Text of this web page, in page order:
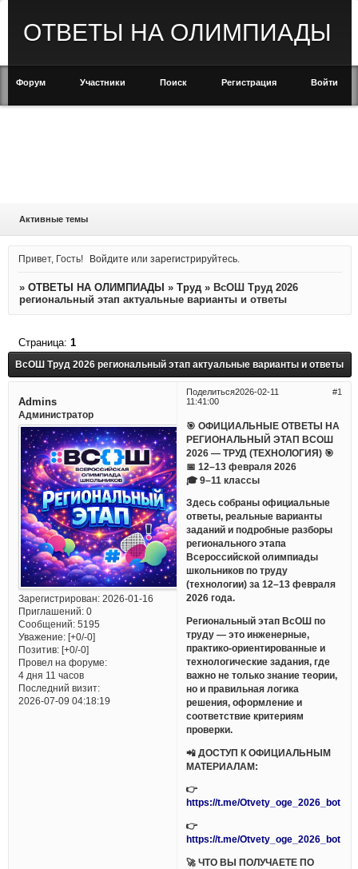
ОТВЕТЫ НА ОЛИМПИАДЫ
Форум Участники Поиск Регистрация Войти
Активные темы
Привет, Гость! Войдите илизарегистрируйтесь
» ОТВЕТЫ НА ОЛИМПИАДЫ » Труд » ВсОШ Труд 2026
региональный этап актуальные варианты и ответы
ВсОШ Труд 2026 региональный этап актуальные варианты и ответы
Страница: 1
Поделиться 1
2026-02-11
11:41:00
Admins
Администратор
Зарегистрирован: 2026-01-16
Приглашений:0
Сообщений:5195
Уважение: [+0/-0]
Позитив: [+0/-0]
Провел на форуме:
4 дня 11 часов
Последний визит:
2026-07-09 04:18:19
🎯 ОФИЦИАЛЬНЫЕ ОТВЕТЫ НА
РЕГИОНАЛЬНЫЙ ЭТАП ВСОШ
2026 — ТРУД (ТЕХНОЛОГИЯ) 🎯
📅 12–13 февраля 2026
🎓 9–11 классы
Здесь собраны официальные
ответы, реальные варианты
заданий и подробные разборы
регионального этапа
Всероссийской олимпиады
школьников по труду
(технологии) за 12–13 февраля
2026 года.
Региональный этап ВсОШ по
труду — это инженерные,
практико-ориентированные и
технологические задания, где
важно не только знание теории,
но и правильная логика
решения, оформление и
соответствие критериям
проверки.
📲 ДОСТУП К ОФИЦИАЛЬНЫМ
МАТЕРИАЛАМ:
👉
https://t.me/Otvety_oge_2026_bot
👉
https://t.me/Otvety_oge_2026_bot
🚀 ЧТО ВЫ ПОЛУЧАЕТЕ ПО